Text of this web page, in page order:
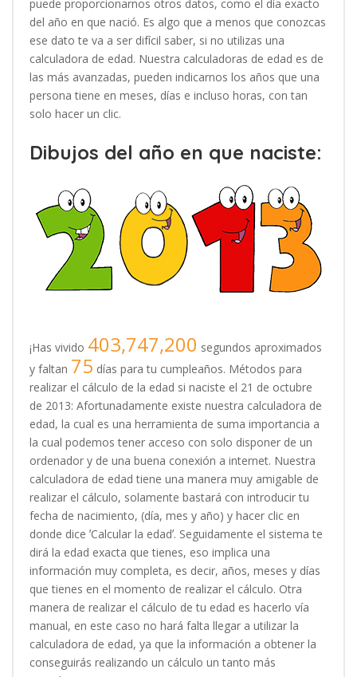
puede proporcionarnos otros datos, como el día exacto
del año en que nació. Es algo que a menos que conozcas
ese dato te va a ser difícil saber, si no utilizas una
calculadora de edad. Nuestra calculadoras de edad es de
las más avanzadas, pueden indicarnos los años que una
persona tiene en meses, días e incluso horas, con tan
solo hacer un clic.
Dibujos del año en que naciste:
¡Has vivido 403,747,200 segundos aproximados
y faltan 75 días para tu cumpleaños. Métodos para
realizar el cálculo de la edad si naciste el 21 de octubre
de 2013: Afortunadamente existe nuestra calculadora de
edad, la cual es una herramienta de suma importancia a
la cual podemos tener acceso con solo disponer de un
ordenador y de una buena conexión a internet. Nuestra
calculadora de edad tiene una manera muy amigable de
realizar el cálculo, solamente bastará con introducir tu
fecha de nacimiento, (día, mes y año) y hacer clic en
donde dice ʼCalcular la edadʼ. Seguidamente el sistema te
dirá la edad exacta que tienes, eso implica una
información muy completa, es decir, años, meses y días
que tienes en el momento de realizar el cálculo. Otra
manera de realizar el cálculo de tu edad es hacerlo vía
manual, en este caso no hará falta llegar a utilizar la
calculadora de edad, ya que la información a obtener la
conseguirás realizando un cálculo un tanto más